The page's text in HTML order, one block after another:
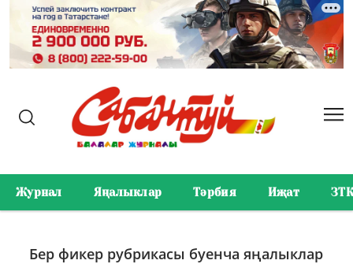
Журнал Яңалыклар Тәрбия Иҗат ЗТК
Бер фикер рубрикасы буенча яңалыклар